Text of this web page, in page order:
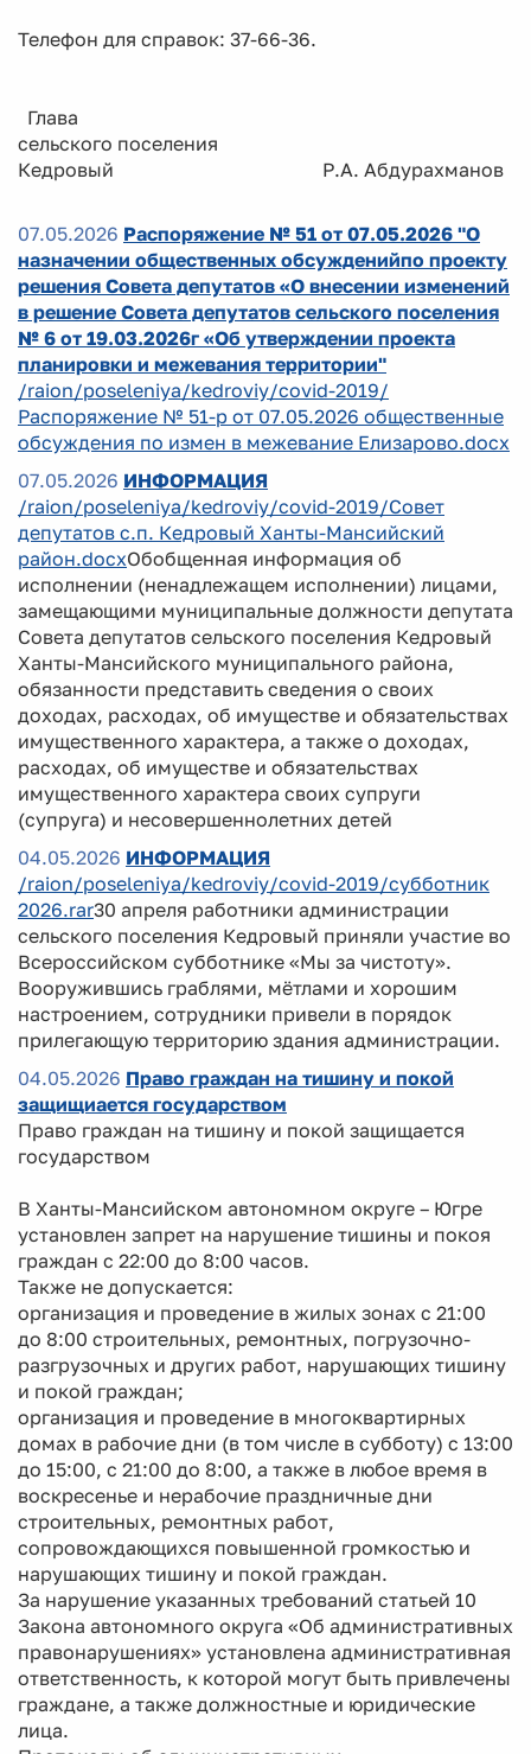
Телефон для справок: 37-66-36.
Глава
сельского поселения
Кедровый Р.А. Абдурахманов
07.05.2026 Распоряжение № 51 от 07.05.2026 "О
назначении общественных обсужденийпо проекту
решения Совета депутатов «О внесении изменений
в решение Совета депутатов сельского поселения
№ 6 от 19.03.2026г «Об утверждении проекта
планировки и межевания территории"
/raion/poseleniya/kedroviy/covid-2019/
Распоряжение № 51-р от 07.05.2026 общественные
обсуждения по измен в межевание Елизарово.docx
07.05.2026 ИНФОРМАЦИЯ
/raion/poseleniya/kedroviy/covid-2019/Совет
депутатов с.п. Кедровый Ханты-Мансийский
район.docxОбобщенная информация об
исполнении (ненадлежащем исполнении) лицами,
замещающими муниципальные должности депутата
Совета депутатов сельского поселения Кедровый
Ханты-Мансийского муниципального района,
обязанности представить сведения о своих
доходах, расходах, об имуществе и обязательствах
имущественного характера, а также о доходах,
расходах, об имуществе и обязательствах
имущественного характера своих супруги
(супруга) и несовершеннолетних детей
04.05.2026 ИНФОРМАЦИЯ
/raion/poseleniya/kedroviy/covid-2019/субботник
2026.rar30 апреля работники администрации
сельского поселения Кедровый приняли участие во
Всероссийском субботнике «Мы за чистоту».
Вооружившись граблями, мётлами и хорошим
настроением, сотрудники привели в порядок
прилегающую территорию здания администрации.
04.05.2026 Право граждан на тишину и покой
защищиается государством
Право граждан на тишину и покой защищается
государством
В Ханты-Мансийском автономном округе – Югре
установлен запрет на нарушение тишины и покоя
граждан с 22:00 до 8:00 часов.
Также не допускается:
организация и проведение в жилых зонах с 21:00
до 8:00 строительных, ремонтных, погрузочно-
разгрузочных и других работ, нарушающих тишину
и покой граждан;
организация и проведение в многоквартирных
домах в рабочие дни (в том числе в субботу) с 13:00
до 15:00, с 21:00 до 8:00, а также в любое время в
воскресенье и нерабочие праздничные дни
строительных, ремонтных работ,
сопровождающихся повышенной громкостью и
нарушающих тишину и покой граждан.
За нарушение указанных требований статьей 10
Закона автономного округа «Об административных
правонарушениях» установлена административная
ответственность, к которой могут быть привлечены
граждане, а также должностные и юридические
лица.